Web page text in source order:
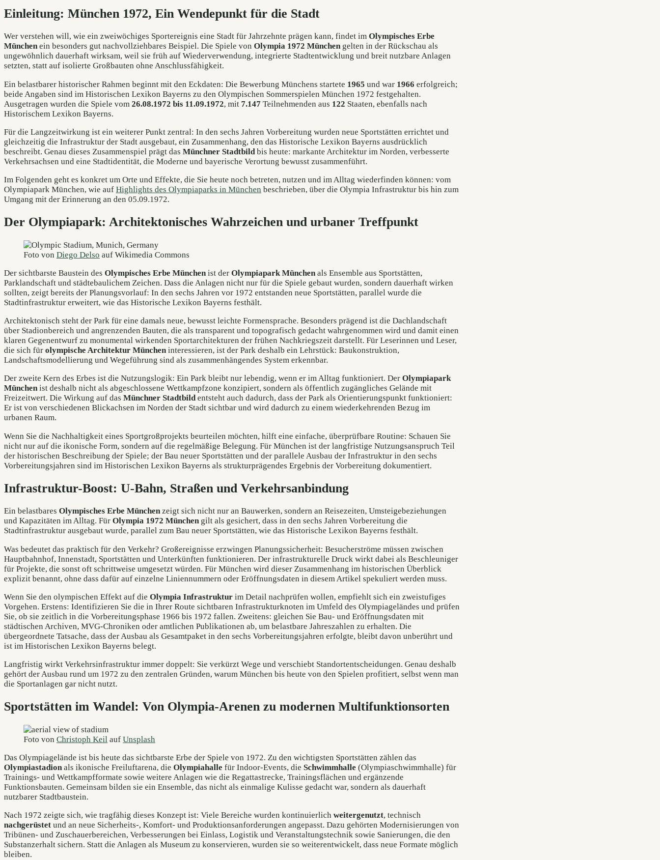
Einleitung: München 1972, Ein Wendepunkt für die Stadt
Wer verstehen will, wie ein zweiwöchiges Sportereignis eine Stadt für Jahrzehnte prägen kann, findet im Olympisches Erbe
Münchenein besonders gut nachvollziehbares Beispiel. Die Spiele von Olympia 1972 Münchengelten in der Rückschau als
ungewöhnlich dauerhaft wirksam, weil sie früh auf Wiederverwendung, integrierte Stadtentwicklung und breit nutzbare Anlagen
setzten, statt auf isolierte Großbauten ohne Anschlussfähigkeit.
Ein belastbarer historischer Rahmen beginnt mit den Eckdaten: Die Bewerbung Münchens startete 1965 und war 1966 erfolgreich;
beide Angaben sind im Historischen Lexikon Bayerns zu den Olympischen Sommerspielen München 1972 festgehalten.
Ausgetragen wurden die Spiele vom 26.08.1972 bis 11.09.1972, mit 7.147 Teilnehmenden aus 122 Staaten, ebenfalls nach
Historischem Lexikon Bayerns.
Für die Langzeitwirkung ist ein weiterer Punkt zentral: In den sechs Jahren Vorbereitung wurden neue Sportstätten errichtet und
gleichzeitig die Infrastruktur der Stadt ausgebaut, ein Zusammenhang, den das Historische Lexikon Bayerns ausdrücklich
beschreibt. Genau dieses Zusammenspiel prägt das Münchner Stadtbild bis heute: markante Architektur im Norden, verbesserte
Verkehrsachsen und eine Stadtidentität, die Moderne und bayerische Verortung bewusst zusammenführt.
Im Folgenden geht es konkret um Orte und Effekte, die Sie heute noch betreten, nutzen und im Alltag wiederfinden können: vom
Olympiapark München, wie auf Highlights des Olympiaparks in München beschrieben, über die Olympia Infrastruktur bis hin zum
Umgang mit der Erinnerung an den 05.09.1972.
Der Olympiapark: Architektonisches Wahrzeichen und urbaner Treffpunkt
Foto von Diego Delso auf Wikimedia Commons
Der sichtbarste Baustein des Olympisches Erbe Münchenist der Olympiapark Münchenals Ensemble aus Sportstätten,
Parklandschaft und städtebaulichem Zeichen. Dass die Anlagen nicht nur für die Spiele gebaut wurden, sondern dauerhaft wirken
sollten, zeigt bereits der Planungsvorlauf: In den sechs Jahren vor 1972 entstanden neue Sportstätten, parallel wurde die
Stadtinfrastruktur erweitert, wie das Historische Lexikon Bayerns festhält.
Architektonisch steht der Park für eine damals neue, bewusst leichte Formensprache. Besonders prägend ist die Dachlandschaft
über Stadionbereich und angrenzenden Bauten, die als transparent und topografisch gedacht wahrgenommen wird und damit einen
klaren Gegenentwurf zu monumental wirkenden Sportarchitekturen der frühen Nachkriegszeit darstellt. Für Leserinnen und Leser,
die sich für olympische Architektur Müncheninteressieren, ist der Park deshalb ein Lehrstück: Baukonstruktion,
Landschaftsmodellierung und Wegeführung sind als zusammenhängendes System erkennbar.
Der zweite Kern des Erbes ist die Nutzungslogik: Ein Park bleibt nur lebendig, wenn er im Alltag funktioniert. Der Olympiapark
Münchenist deshalb nicht als abgeschlossene Wettkampfzone konzipiert, sondern als öffentlich zugängliches Gelände mit
Freizeitwert. Die Wirkung auf das Münchner Stadtbildentsteht auch dadurch, dass der Park als Orientierungspunkt funktioniert:
Er ist von verschiedenen Blickachsen im Norden der Stadt sichtbar und wird dadurch zu einem wiederkehrenden Bezug im
urbanen Raum.
Wenn Sie die Nachhaltigkeit eines Sportgroßprojekts beurteilen möchten, hilft eine einfache, überprüfbare Routine: Schauen Sie
nicht nur auf die ikonische Form, sondern auf die regelmäßige Belegung. Für München ist der langfristige Nutzungsanspruch Teil
der historischen Beschreibung der Spiele; der Bau neuer Sportstätten und der parallele Ausbau der Infrastruktur in den sechs
Vorbereitungsjahren sind im Historischen Lexikon Bayerns als strukturprägendes Ergebnis der Vorbereitung dokumentiert.
Infrastruktur-Boost: U-Bahn, Straßen und Verkehrsanbindung
Ein belastbares Olympisches Erbe Münchenzeigt sich nicht nur an Bauwerken, sondern an Reisezeiten, Umsteigebeziehungen
und Kapazitäten im Alltag. Für Olympia 1972 Münchengilt als gesichert, dass in den sechs Jahren Vorbereitung die
Stadtinfrastruktur ausgebaut wurde, parallel zum Bau neuer Sportstätten, wie das Historische Lexikon Bayerns festhält.
Was bedeutet das praktisch für den Verkehr? Großereignisse erzwingen Planungssicherheit: Besucherströme müssen zwischen
Hauptbahnhof, Innenstadt, Sportstätten und Unterkünften funktionieren. Der infrastrukturelle Druck wirkt dabei als Beschleuniger
für Projekte, die sonst oft schrittweise umgesetzt würden. Für München wird dieser Zusammenhang im historischen Überblick
explizit benannt, ohne dass dafür auf einzelne Liniennummern oder Eröffnungsdaten in diesem Artikel spekuliert werden muss.
Wenn Sie den olympischen Effekt auf die Olympia Infrastruktur im Detail nachprüfen wollen, empfiehlt sich ein zweistufiges
Vorgehen. Erstens: Identifizieren Sie die in Ihrer Route sichtbaren Infrastrukturknoten im Umfeld des Olympiageländes und prüfen
Sie, ob sie zeitlich in die Vorbereitungsphase 1966 bis 1972 fallen. Zweitens: gleichen Sie Bau- und Eröffnungsdaten mit
städtischen Archiven, MVG-Chroniken oder amtlichen Publikationen ab, um belastbare Jahreszahlen zu erhalten. Die
übergeordnete Tatsache, dass der Ausbau als Gesamtpaket in den sechs Vorbereitungsjahren erfolgte, bleibt davon unberührt und
ist im Historischen Lexikon Bayerns belegt.
Langfristig wirkt Verkehrsinfrastruktur immer doppelt: Sie verkürzt Wege und verschiebt Standortentscheidungen. Genau deshalb
gehört der Ausbau rund um 1972 zu den zentralen Gründen, warum München bis heute von den Spielen profitiert, selbst wenn man
die Sportanlagen gar nicht nutzt.
Sportstätten im Wandel: Von Olympia-Arenen zu modernen Multifunktionsorten
Foto von Christoph Keil auf Unsplash
Das Olympiagelände ist bis heute das sichtbarste Erbe der Spiele von 1972. Zu den wichtigsten Sportstätten zählen das
Olympiastadionals ikonische Freiluftarena, die Olympiahalle für Indoor-Events, die Schwimmhalle (Olympiaschwimmhalle) für
Trainings- und Wettkampfformate sowie weitere Anlagen wie die Regattastrecke, Trainingsflächen und ergänzende
Funktionsbauten. Gemeinsam bilden sie ein Ensemble, das nicht als einmalige Kulisse gedacht war, sondern als dauerhaft
nutzbarer Stadtbaustein.
Nach 1972 zeigte sich, wie tragfähig dieses Konzept ist: Viele Bereiche wurden kontinuierlich weitergenutzt, technisch
nachgerüstet und an neue Sicherheits-, Komfort- und Produktionsanforderungen angepasst. Dazu gehörten Modernisierungen von
Tribünen- und Zuschauerbereichen, Verbesserungen bei Einlass, Logistik und Veranstaltungstechnik sowie Sanierungen, die den
Substanzerhalt sichern. Statt die Anlagen als Museum zu konservieren, wurden sie so weiterentwickelt, dass neue Formate möglich
bleiben.